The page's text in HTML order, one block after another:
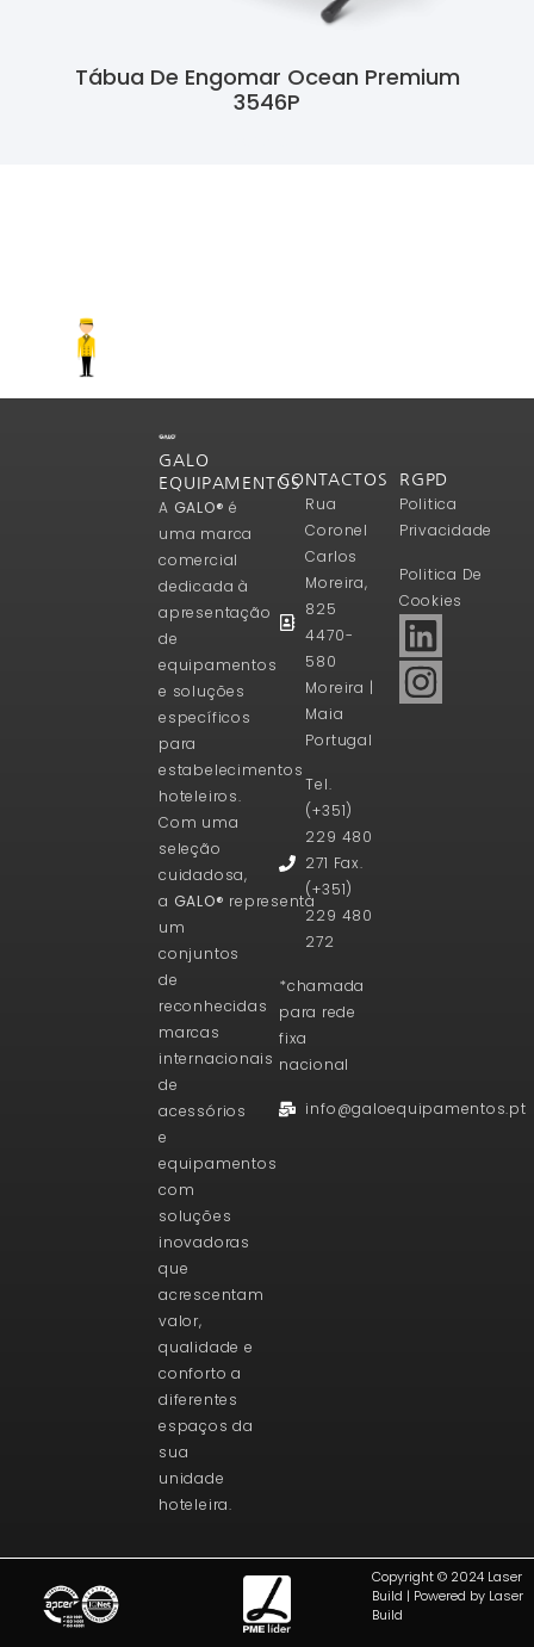
Tábua De Engomar Ocean Premium
3546P
GALO
EQUIPAMENTOS
A GALO® é
uma marca
comercial
dedicada à
apresentação
de
equipamentos
e soluções
específicos
para
estabelecimentos
hoteleiros.
Com uma
seleção
cuidadosa,
a GALO® representa
um
conjuntos
de
reconhecidas
marcas
internacionais
de
acessórios
e
equipamentos
com
soluções
inovadoras
que
acrescentam
valor,
qualidade e
conforto a
diferentes
espaços da
sua
unidade
hoteleira.
CONTACTOS
Rua
Coronel
Carlos
Moreira,
825
4470-
580
Moreira |
Maia
Portugal
Tel.
(+351)
229 480
271 Fax.
(+351)
229 480
272
*chamada
para rede
fixa
nacional
info@galoequipamentos.pt
RGPD
Politica
Privacidade
Politica De
Cookies
Copyright © 2024 Laser
Build | Powered by Laser
Build